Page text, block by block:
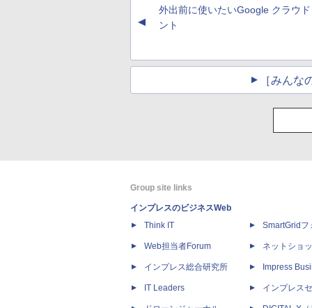
▲
外出前に使いたいGoogle クラウ
ント
［みんな
Group site links
インプレスのビジネスWeb
Think IT
Web担当者Forum
インプレス総合研究所
IT Leaders
SmartGridフ
ネットショ
Impress
インプレス